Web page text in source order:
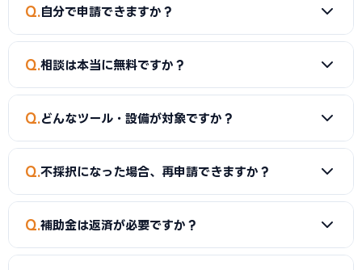
Q 自分で申請できますか？
択率を上げるためには
では無料で社労士・行政書士にご相談いただけます。
Q 相談は本当に無料ですか？
小企業診断士・行政書士）
す。
Q どんなツール・設備が対象ですか？
が対象です。業種別の活用事例もご覧ください。
Q 不採択になった場合、再申請できますか？
ゴリで対策をご確認ください。
Q 補助金は返済が必要ですか？